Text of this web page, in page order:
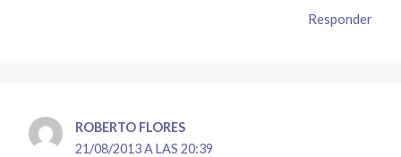
Responder
ROBERTO FLORES
21/08/2013 A LAS 20:39